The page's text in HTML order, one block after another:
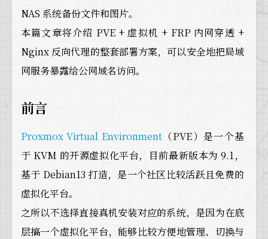
NAS 系统备份文件和图片。
本篇文章将介绍 PVE + 虚拟机 + FRP 内网穿透 +
Nginx 反向代理的整套部署方案，可以安全地把局域
网服务暴露给公网域名访问。
前言
Proxmox Virtual Environment（PVE）是一个基
于 KVM 的开源虚拟化平台，目前最新版本为 9.1，
基于 Debian13 打造，是一个社区比较活跃且免费的
虚拟化平台。
之所以不选择直接真机安装对应的系统，是因为在底
层搞一个虚拟化平台，能够比较方便地管理、切换与